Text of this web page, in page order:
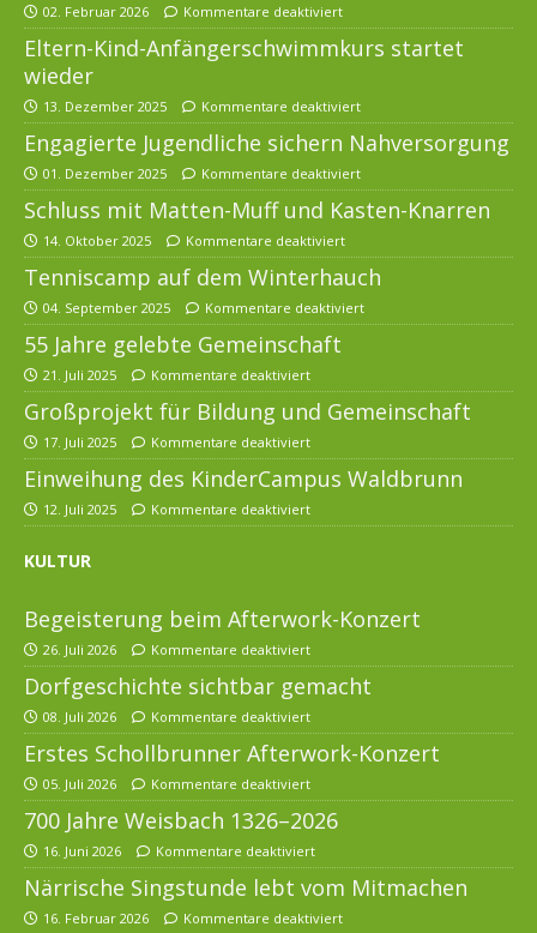
02. Februar 2026 Kommentare deaktiviert
Eltern-Kind-Anfängerschwimmkurs startet
wieder
13. Dezember 2025 Kommentare deaktiviert
Engagierte Jugendliche sichern Nahversorgung
01. Dezember 2025 Kommentare deaktiviert
Schluss mit Matten-Muff und Kasten-Knarren
14. Oktober 2025 Kommentare deaktiviert
Tenniscamp auf dem Winterhauch
04. September 2025 Kommentare deaktiviert
55 Jahre gelebte Gemeinschaft
21. Juli 2025 Kommentare deaktiviert
Großprojekt für Bildung und Gemeinschaft
17. Juli 2025 Kommentare deaktiviert
Einweihung des KinderCampus Waldbrunn
12. Juli 2025 Kommentare deaktiviert
KULTUR
Begeisterung beim Afterwork-Konzert
26. Juli 2026 Kommentare deaktiviert
Dorfgeschichte sichtbar gemacht
08. Juli 2026 Kommentare deaktiviert
Erstes Schollbrunner Afterwork-Konzert
05. Juli 2026 Kommentare deaktiviert
700 Jahre Weisbach 1326–2026
16. Juni 2026 Kommentare deaktiviert
Närrische Singstunde lebt vom Mitmachen
16. Februar 2026 Kommentare deaktiviert